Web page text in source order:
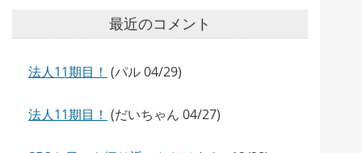
最近のコメント
法人11期目！ (パル 04/29)
法人11期目！ (だいちゃん 04/27)